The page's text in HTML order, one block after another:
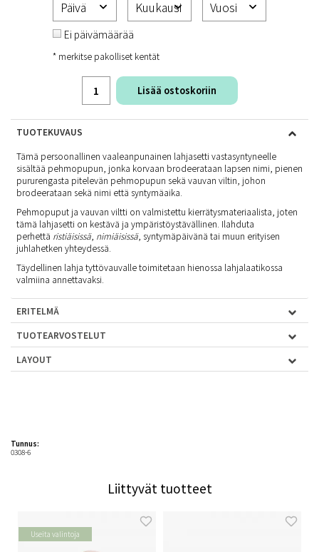
Ei päivämäärää
* merkitse pakolliset kentät
Lisää ostoskoriin
TUOTEKUVAUS
Tämä persoonallinen vaaleanpunainen lahjasetti vastasyntyneelle
sisältää pehmopupun, jonka korvaan brodeerataan lapsen nimi, pienen
pururengasta pitelevän pehmopupun sekä vauvan viltin, johon
brodeerataan sekä nimi että syntymäaika.
Pehmopuput ja vauvan viltti on valmistettu kierrätysmateriaalista, joten
tämä lahjasetti on kestävä ja ympäristöystävällinen. Ilahduta
perhettä ristiäisissä, nimiäisissä, syntymäpäivänä tai muun erityisen
juhlahetken yhteydessä.
Täydellinen lahja tyttövauvalle toimitetaan hienossa lahjalaatikossa
valmiina annettavaksi.
ERITELMÄ
TUOTEARVOSTELUT
LAYOUT
Tunnus:
0308-6
Liittyvät tuotteet
Useita valintoja